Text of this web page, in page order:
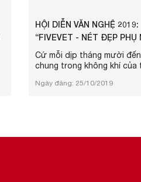
HỘI DIỄN VĂN NGHỆ 2019:
“FIVEVET - NÉT ĐẸP PHỤ
VIỆT”
Cứ mỗi dịp tháng mười
chung trong không khí của
đưa hương cốm mới.
Ngày đăng: 25/10/2019